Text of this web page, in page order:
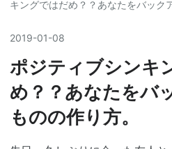
キングではだめ？？あなたをバック
2019-01-08
ポジティブシンキ
め？？あなたをバ
ものの作り方。